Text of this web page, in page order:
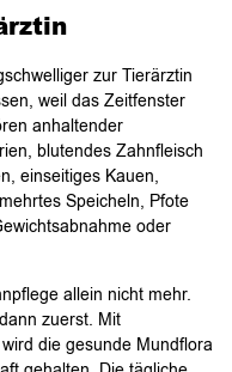
zur Tierärztin
weil das Zeitfenster
anhaltender
blutendes Zahnfleisch
einseitiges Kauen,
Speicheln, Pfote
oder
allein nicht mehr.
zuerst. Mit
die gesunde Mundflora